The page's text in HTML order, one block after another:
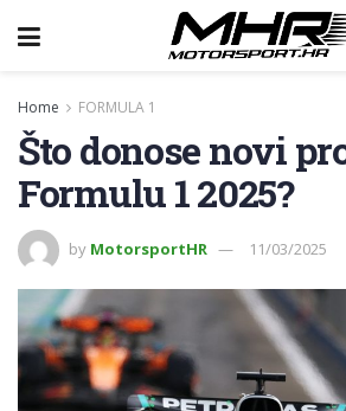
Home FORMULA 1
Što donose novi
Formulu 1 2025?
by MotorsportHR 11/03/2025